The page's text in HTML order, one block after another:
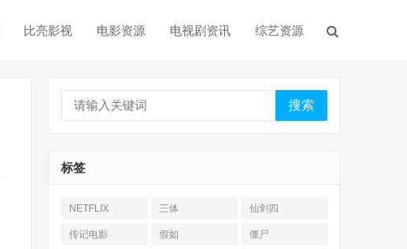
比亮影视 电影资源 电视剧资讯 综艺资源
搜索
标签
NETFLIX 三体 仙剑四
传记电影 假如 僵尸